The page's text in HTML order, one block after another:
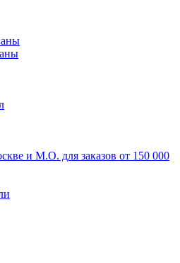
и М.О. для заказов от 150 000